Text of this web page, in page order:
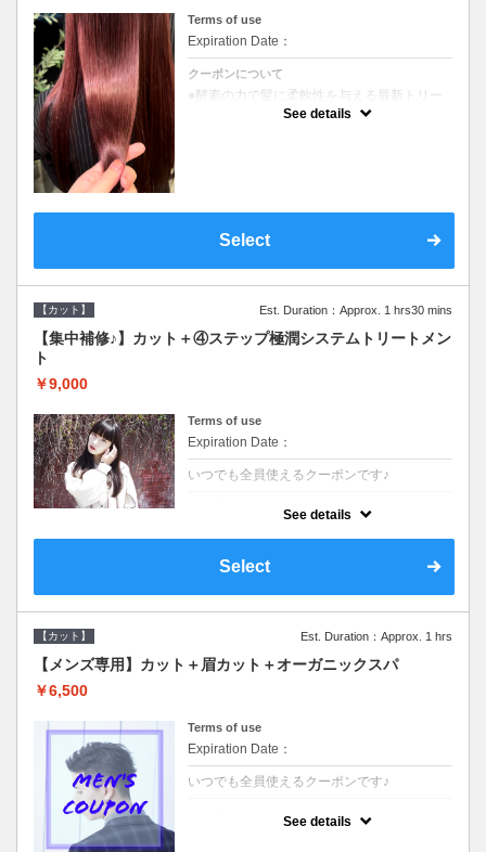
Terms of use
Expiration Date：
クーポンについて
●酵素の力で髪に柔軟性を与える最新トリー
トメント●ＳＢ込●長さ料金あり《こちらのク
See details
Select
【カット】 Est. Duration：Approx. 1 hrs30 mins
【集中補修♪】カット＋④ステップ極潤システムトリートメン
ト
￥9,000
Terms of use
Expiration Date：
いつでも全員使えるクーポンです♪
ら修復し美髪へと導く最新4stepトリートメ
ント☆内側からしっかり修復したい方に♪
See details
Select
【カット】 Est. Duration：Approx. 1 hrs
【メンズ専用】カット＋眉カット＋オーガニックスパ
￥6,500
Terms of use
Expiration Date：
いつでも全員使えるクーポンです♪
See details